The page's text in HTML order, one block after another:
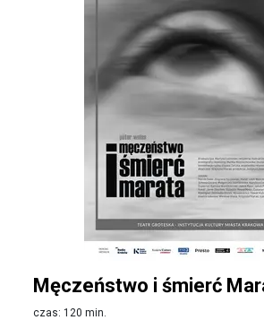
Męczeństwo i śmierć
czas: 120 min.